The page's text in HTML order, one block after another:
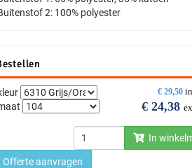
2: 100% polyester
€ 29,50
€ 24,38
In
Offerte aanvragen